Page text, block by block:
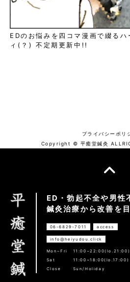
EDのお悩みを四コマ漫画で綴る
ィ(？) 不定期更新中!!
プライバシーポリ
Copyright © 平癒堂鍼灸
ED・勃起不全や男性
鍼灸治療から改善を
06-6829-7011 access
info@heiyudou.click
Mon~Fri
11:00~22:00(lo.21:00)
Sat
11:00~18:00(lo.17:00)
Close
Sun/Holiday